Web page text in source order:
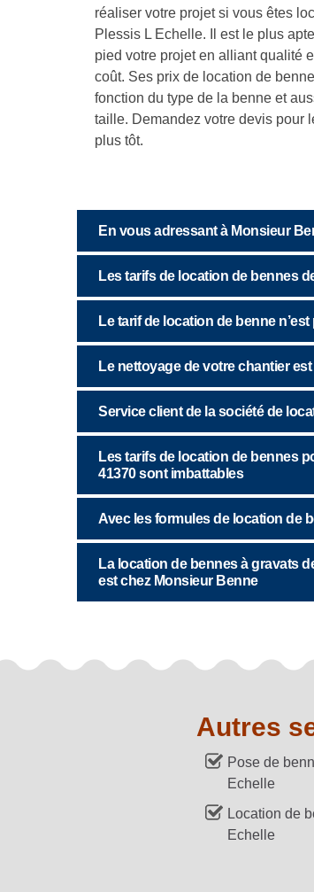
réaliser votre projet si vous êtes
Plessis L Echelle. Il est le plus
pied votre projet en alliant qualité
coût. Ses prix de location de
fonction du type de la benne et
taille. Demandez votre devis pour
plus tôt.
En vous adressant à Monsieur
Les tarifs de location de bennes
Le tarif de location de benne
Le nettoyage de votre chantier
Service client de la société de
Les tarifs de location de bennes
41370 sont imbattables
Avec les formules de location de
La location de bennes à gravats
est chez Monsieur Benne
Autres
Pose de
Echelle
Location de
Echelle